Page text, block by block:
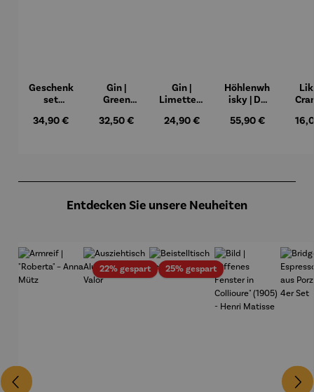
Geschenk
set
Alte
Regulärer Preis:
34,90 €
Gin |
Green
Regulärer Preis:
32,50 €
Gin |
Limettenl
Regulärer Preis:
24,90 €
Höhlenwh
isky | De
Single
Regulärer Preis:
55,90 €
n
Entdecken Sie unsere Neuheiten
22% gespartRabatt25% gespartRabatt